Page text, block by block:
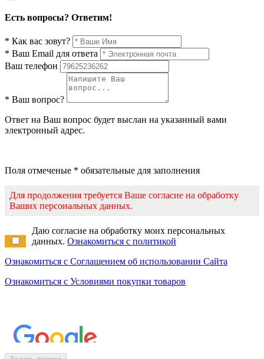
Есть вопросы? Ответим!
* Как вас зовут?
* Ваш Email для ответа
Ваш телефон
* Ваш вопрос?
Ответ на Ваш вопрос будет выслан на указанный вами
электронный адрес.
Поля отмеченые * обязательные для заполнения
Для продолжения требуется Ваше согласие на обработку
Ваших персональных данных.
Даю согласие на обработку моих персональных
данных. Ознакомиться с политикой
Ознакомиться с Соглашением об использовании Сайта
Ознакомиться с Условиями покупки товаров